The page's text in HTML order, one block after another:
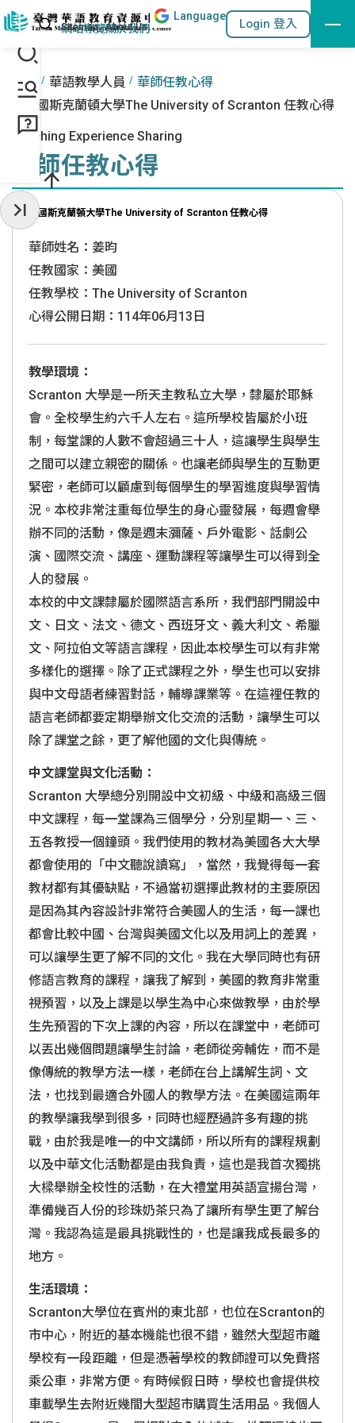
跳到主要內容區塊
::: 站內搜尋
網站導覽關於我們
Language
Login 登入
:::
首頁 華語教學人員
華師任教心得
美國斯克蘭頓大學The University of Scranton 任教心得
Teaching Experience Sharing
華師任教心得
美國斯克蘭頓大學The University of Scranton 任教心得
華師姓名：姜昀
任教國家：美國
任教學校：The University of Scranton
心得公開日期：114年06月13日
教學環境：
Scranton 大學是一所天主教私立大學，隸屬於耶穌
會。全校學生約六千人左右。這所學校皆屬於小班
制，每堂課的人數不會超過三十人，這讓學生與學生
之間可以建立親密的關係。也讓老師與學生的互動更
緊密，老師可以顧慮到每個學生的學習進度與學習情
況。本校非常注重每位學生的身心靈發展，每週會舉
辦不同的活動，像是週末瀰薩、戶外電影、話劇公
演、國際交流、講座、運動課程等讓學生可以得到全
人的發展。
本校的中文課隸屬於國際語言系所，我們部門開設中
文、日文、法文、德文、西班牙文、義大利文、希臘
文、阿拉伯文等語言課程，因此本校學生可以有非常
多樣化的選擇。除了正式課程之外，學生也可以安排
與中文母語者練習對話，輔導課業等。在這裡任教的
語言老師都要定期舉辦文化交流的活動，讓學生可以
除了課堂之餘，更了解他國的文化與傳統。
中文課堂與文化活動：
Scranton 大學總分別開設中文初級、中級和高級三個
中文課程，每一堂課為三個學分，分別星期一、三、
五各教授一個鐘頭。我們使用的教材為美國各大大學
都會使用的「中文聽說讀寫」，當然，我覺得每一套
教材都有其優缺點，不過當初選擇此教材的主要原因
是因為其內容設計非常符合美國人的生活，每一課也
都會比較中國、台灣與美國文化以及用詞上的差異，
可以讓學生更了解不同的文化。我在大學同時也有研
修語言教育的課程，讓我了解到，美國的教育非常重
視預習，以及上課是以學生為中心來做教學，由於學
生先預習的下次上課的內容，所以在課堂中，老師可
以丟出幾個問題讓學生討論，老師從旁輔佐，而不是
像傳統的教學方法一樣，老師在台上講解生詞、文
法，也找到最適合外國人的教學方法。在美國這兩年
的教學讓我學到很多，同時也經歷過許多有趣的挑
戰，由於我是唯一的中文講師，所以所有的課程規劃
以及中華文化活動都是由我負責，這也是我首次獨挑
大樑舉辦全校性的活動，在大禮堂用英語宣揚台灣，
準備幾百人份的珍珠奶茶只為了讓所有學生更了解台
灣。我認為這是最具挑戰性的，也是讓我成長最多的
地方。
生活環境：
Scranton大學位在賓州的東北部，也位在Scranton的
市中心，附近的基本機能也很不錯，雖然大型超市離
學校有一段距離，但是憑著學校的教師證可以免費搭
乘公車，非常方便。有時候假日時，學校也會提供校
車載學生去附近幾間大型超市購買生活用品。我個人
收起常用服務